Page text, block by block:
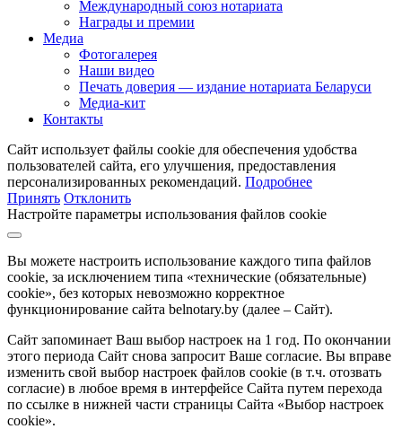
Международный союз нотариата
Награды и премии
Медиа
Фотогалерея
Наши видео
Печать доверия — издание нотариата Беларуси
Медиа-кит
Контакты
Сайт использует файлы cookie для обеспечения удобства
пользователей сайта, его улучшения, предоставления
персонализированных рекомендаций. Подробнее
Принять Отклонить
Настройте параметры использования файлов cookie
Вы можете настроить использование каждого типа файлов
cookie, за исключением типа «технические (обязательные)
cookie», без которых невозможно корректное
функционирование сайта belnotary.by (далее – Сайт).
Сайт запоминает Ваш выбор настроек на 1 год. По окончании
этого периода Сайт снова запросит Ваше согласие. Вы вправе
изменить свой выбор настроек файлов cookie (в т.ч. отозвать
согласие) в любое время в интерфейсе Сайта путем перехода
по ссылке в нижней части страницы Сайта «Выбор настроек
cookie».